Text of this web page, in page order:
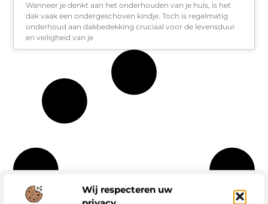
Wij respecteren uw
Wanneer je denkt aan het onderhouden van je huis, is het
dak vaak een ondergeschoven kindje. Toch is regelmatig
onderhoud aan dakbedekking cruciaal voor de levensduur
en veiligheid van je